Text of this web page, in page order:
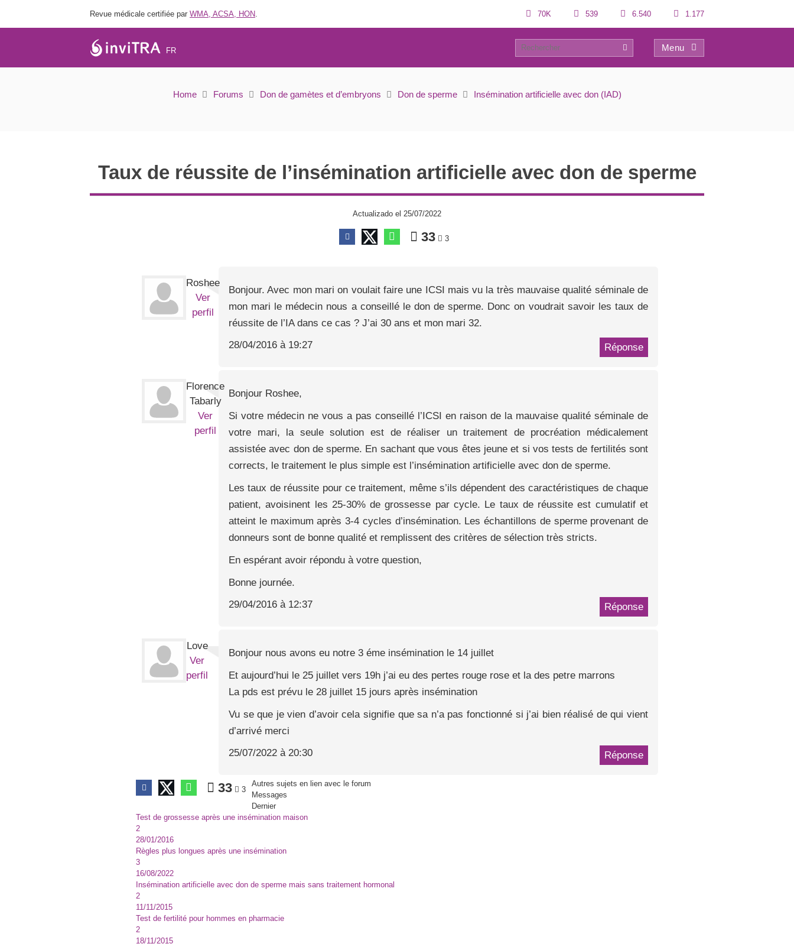
Revue médicale certifiée par WMA, ACSA, HON. 70K 539 6.540 1.177
FR
Menu
Taux de réussite de l’insémination artificielle avec don de sperme
30 0
Home Forums Don de gamètes et d’embryons Don de sperme Insémination artificielle avec don (IAD)
Taux de réussite de l’insémination artificielle avec don de sperme
Actualizado el 25/07/2022
33 3
Roshee
Ver
perfil
Bonjour. Avec mon mari on voulait faire une ICSI mais vu la très mauvaise qualité séminale de
mon mari le médecin nous a conseillé le don de sperme. Donc on voudrait savoir les taux de
réussite de l’IA dans ce cas ? J’ai 30 ans et mon mari 32.
28/04/2016 à 19:27
Réponse
Florence
Tabarly
Ver
perfil
Bonjour Roshee,
Si votre médecin ne vous a pas conseillé l’ICSI en raison de la mauvaise qualité séminale de
votre mari, la seule solution est de réaliser un traitement de procréation médicalement
assistée avec don de sperme. En sachant que vous êtes jeune et si vos tests de fertilités sont
corrects, le traitement le plus simple est l’insémination artificielle avec don de sperme.
Les taux de réussite pour ce traitement, même s’ils dépendent des caractéristiques de chaque
patient, avoisinent les 25-30% de grossesse par cycle. Le taux de réussite est cumulatif et
atteint le maximum après 3-4 cycles d’insémination. Les échantillons de sperme provenant de
donneurs sont de bonne qualité et remplissent des critères de sélection très stricts.
En espérant avoir répondu à votre question,
Bonne journée.
29/04/2016 à 12:37
Réponse
Love
Ver
perfil
Bonjour nous avons eu notre 3 éme insémination le 14 juillet
Et aujourd’hui le 25 juillet vers 19h j’ai eu des pertes rouge rose et la des petre marrons
La pds est prévu le 28 juillet 15 jours après insémination
Vu se que je vien d’avoir cela signifie que sa n’a pas fonctionné si j’ai bien réalisé de qui vient
d’arrivé merci
25/07/2022 à 20:30
Réponse
33 3
Autres sujets en lien avec le forum
Messages
Dernier
Test de grossesse après une insémination maison
2
28/01/2016
Règles plus longues après une insémination
3
16/08/2022
Insémination artificielle avec don de sperme mais sans traitement hormonal
2
11/11/2015
Test de fertilité pour hommes en pharmacie
2
18/11/2015